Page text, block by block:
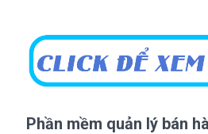
Phần mềm quản lý bán